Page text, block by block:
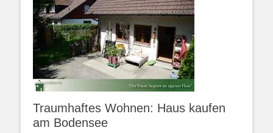
Traumhaftes Wohnen: Haus kaufen
am Bodensee